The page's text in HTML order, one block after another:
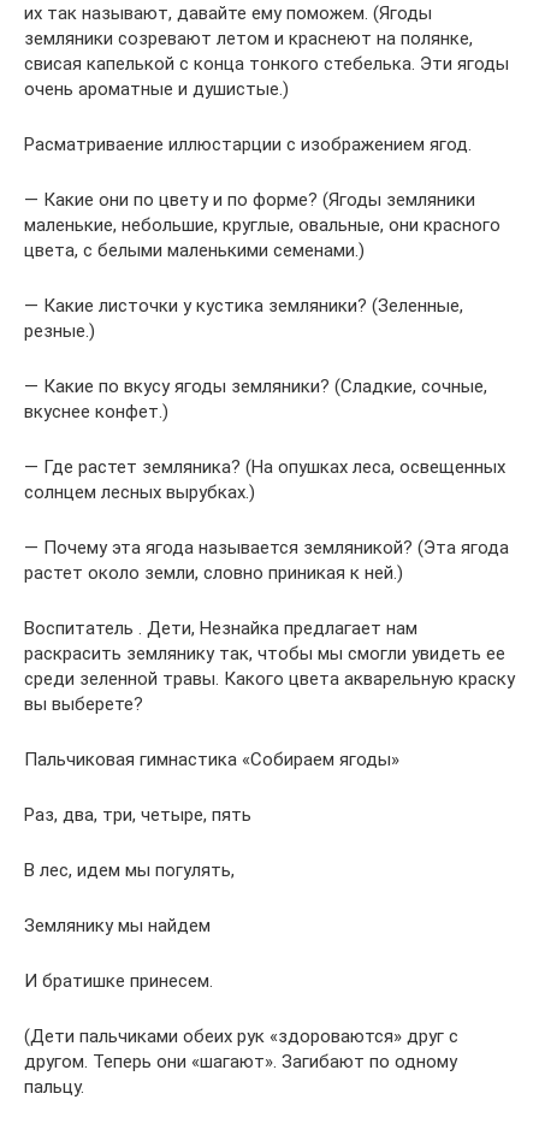
их так называют, давайте ему поможем. (Ягоды
земляники созревают летом и краснеют на полянке,
свисая капелькой с конца тонкого стебелька. Эти ягоды
очень ароматные и душистые.)
Расматриваение иллюстарции с изображением ягод.
— Какие они по цвету и по форме? (Ягоды земляники
маленькие, небольшие, круглые, овальные, они красного
цвета, с белыми маленькими семенами.)
— Какие листочки у кустика земляники? (Зеленные,
резные.)
— Какие по вкусу ягоды земляники? (Сладкие, сочные,
вкуснее конфет.)
— Где растет земляника? (На опушках леса, освещенных
солнцем лесных вырубках.)
— Почему эта ягода называется земляникой? (Эта ягода
растет около земли, словно приникая к ней.)
Воспитатель . Дети, Незнайка предлагает нам
раскрасить землянику так, чтобы мы смогли увидеть ее
среди зеленной травы. Какого цвета акварельную краску
вы выберете?
Пальчиковая гимнастика «Собираем ягоды»
Раз, два, три, четыре, пять
В лес, идем мы погулять,
Землянику мы найдем
И братишке принесем.
(Дети пальчиками обеих рук «здороваются» друг с
другом. Теперь они «шагают». Загибают по одному
пальцу.